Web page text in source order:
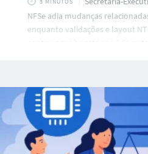
NFSe adia mudanças
enquanto validações e layout
continuam obrigatórios A
será divulgado posteriormente.
as adaptações referentes aos
subitem 99.03, que tratam de
arrendamento de bens